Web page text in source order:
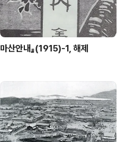
마산안내』(1915)-1, 해제